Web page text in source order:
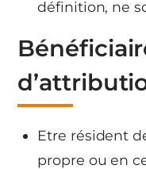
définition, ne
Etre résident
propre ou en